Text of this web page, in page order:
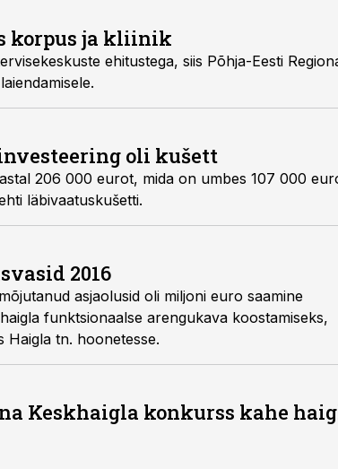
korpus ja kliinik
ehitustega, siis Põhja-Eesti
oli kušett
206 000 eurot, mida on umbes 107 000
läbivaatuskušetti.
2016
asjaolusid oli miljoni euro saamine
funktsionaalse arengukava koostamiseks,
Haigla tn. hoonetesse.
Keskhaigla konkurss kahe